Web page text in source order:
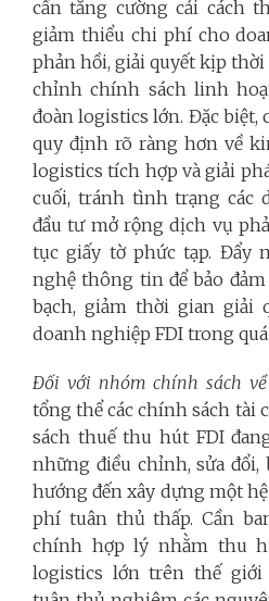
cần tăng cường cải cách
giảm thiểu chi phí cho
phản hồi, giải quyết kịp thời
chỉnh chính sách linh
đoàn logistics lớn. Đặc biệt,
quy định rõ ràng hơn về
logistics tích hợp và giải
cuối, tránh tình trạng các
đầu tư mở rộng dịch vụ
tục giấy tờ phức tạp. Đẩy
nghệ thông tin để bảo
bạch, giảm thời gian giải
doanh nghiệp FDI trong
Đối với nhóm chính sách
tổng thể các chính sách tài
sách thuế thu hút FDI
những điều chỉnh, sửa đổi,
hướng đến xây dựng một
phí tuân thủ thấp. Cần
chính hợp lý nhằm thu
logistics lớn trên thế giới